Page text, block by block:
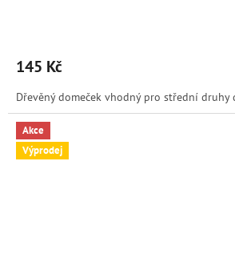
145 Kč
Dřevěný domeček vhodný pro střední druhy
Akce
Výprodej